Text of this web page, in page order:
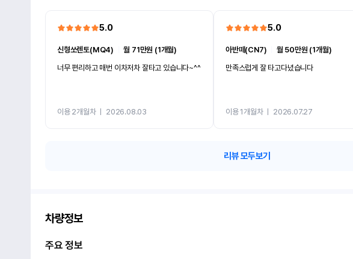
5.0
신형쏘렌토(MQ4) ㅣ월 71만원 (1개월)
너무 편리하고 매번 이차저차 잘타고 있습니다~^^
이용 2개월차ㅣ 2026.08.03
5.0
아반떼(CN7)
월 50만원 (1개월)
만족스럽게 잘 타고다녔습니다
이용 1개월차ㅣ 2026.07.27
리뷰 모두보기
차량정보
주요 정보